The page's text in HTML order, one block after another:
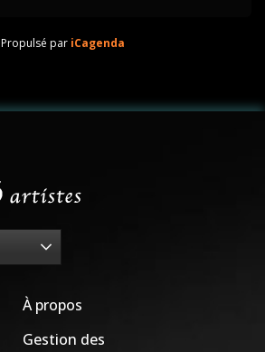
Propulsé par iCagenda
À propos
Gestion des